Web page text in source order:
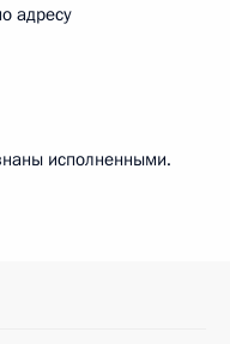
адресу
исполненными.